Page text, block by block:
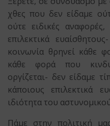
χθες που δεν είδαμε
ούτε ειδικές
επιλεκτικά
κοινωνία θρηνεί κάθε
κάθε φορά που
οργίζεται- δεν είδαμε
κάποιους επιλεκτικά
ιδιότητα του
Πάμε στην πολιτική